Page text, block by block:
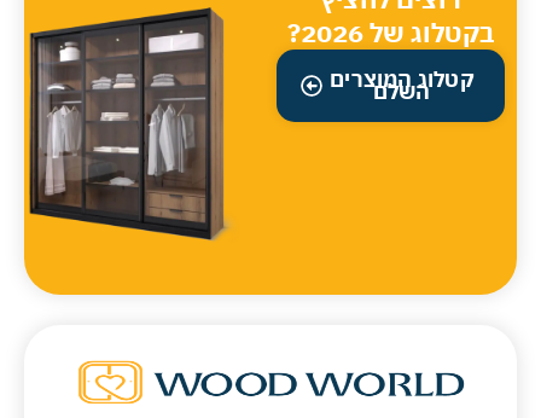
בקטלוג של 2026?
קטלוג המוצרים
השלם